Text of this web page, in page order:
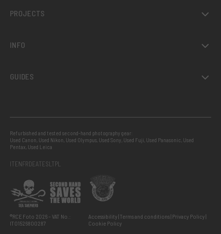
PROJECTS
INFO
GUIDES
Refurbished and tested second-hand photography gear:
Used Canon, Used Nikon, Used Olympus, Used Sony, Used Fuji, Used Panasonic, Used
Pentax, Used Leica
ITENFRDEATESLTPL
®RCE Foto 2026 – VAT No.:
IT01526800287
Accessibility Terms and conditions Privacy Policy
Cookie Policy